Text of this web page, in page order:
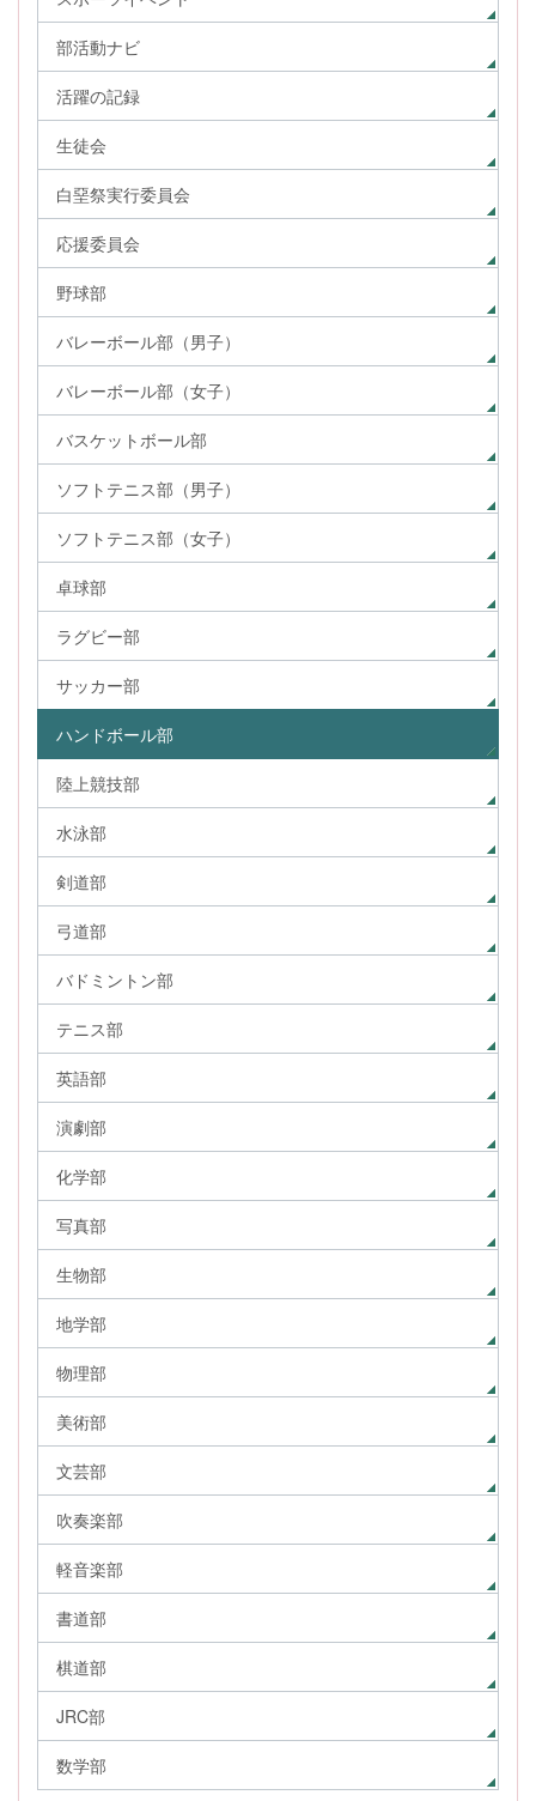
部活動ナビ
活躍の記録
生徒会
白堊祭実行委員会
応援委員会
野球部
バレーボール部（男子）
バレーボール部（女子）
バスケットボール部
ソフトテニス部（男子）
ソフトテニス部（女子）
卓球部
ラグビー部
サッカー部
ハンドボール部
陸上競技部
水泳部
剣道部
弓道部
バドミントン部
テニス部
英語部
演劇部
化学部
写真部
生物部
地学部
物理部
美術部
文芸部
吹奏楽部
軽音楽部
書道部
棋道部
JRC部
数学部